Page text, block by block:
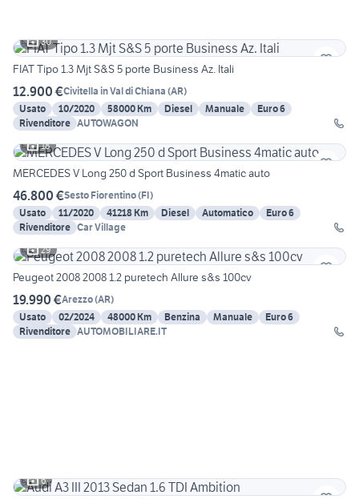
30
FIAT Tipo 1.3 Mjt S&S 5 porte Business Az. Itali
12.900 €Civitella in Val di Chiana (AR)
Usato
10/2020 58000 Km Diesel Manuale
Euro 6
Rivenditore AUTOWAGON
18
MERCEDES V Long 250 d Sport Business 4matic auto
46.800 €Sesto Fiorentino(FI)
Usato
11/2020 41218 Km Diesel Automatico
Euro 6
Rivenditore Car Village
29
Peugeot 2008 2008 1.2 puretech Allure s&s 100cv
19.990 €Arezzo(AR)
Usato
02/2024 48000 Km Benzina Manuale
Euro 6
Rivenditore AUTOMOBILIARE.IT
6